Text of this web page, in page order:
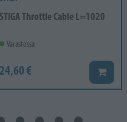
STIGA Throttle Cable L=1020
Varastossa
24,60 € Lisää